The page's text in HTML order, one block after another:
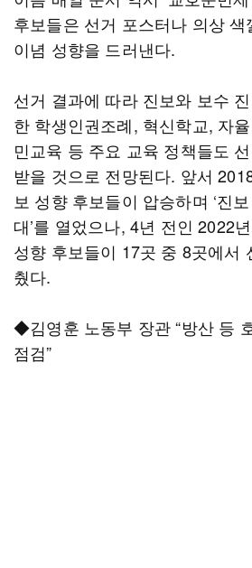
후보들은 선거 포스터나 의상 색
이념 성향을 드러낸다.
선거 결과에 따라 진보와 보수
한 학생인권조례, 혁신학교, 자
민교육 등 주요 교육 정책들도
받을 것으로 전망된다. 앞서
보 성향 후보들이 압승하며 ‘진
대’를 열었으나, 4년 전인 2022
성향 후보들이 17곳 중 8곳에서
췄다.
◆김영훈 노동부 장관 “방산 등
점검”